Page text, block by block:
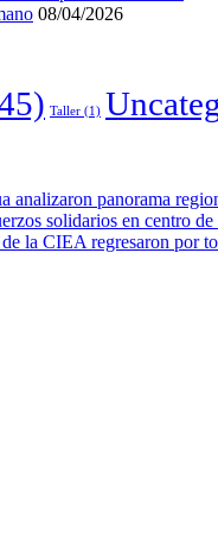
08/04/2026
Taller (1)
analizaron panorama
solidarios en centro
la CIEA regresaron por